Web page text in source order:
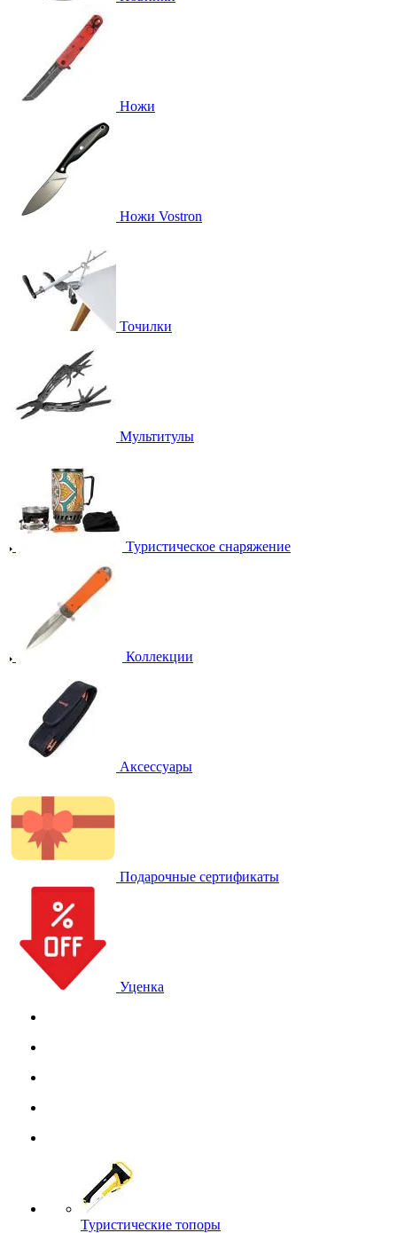
Ножи
Ножи Vostron
Точилки
Мультитулы
Туристическое снаряжение
Коллекции
Аксессуары
Подарочные сертификаты
Уценка
Туристические топоры